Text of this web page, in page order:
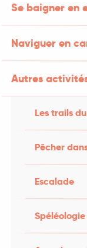
Se baigner en
Naviguer en
Autres
Les trails
Pêcher
Escalade
Spéléologie
(7€/p.)